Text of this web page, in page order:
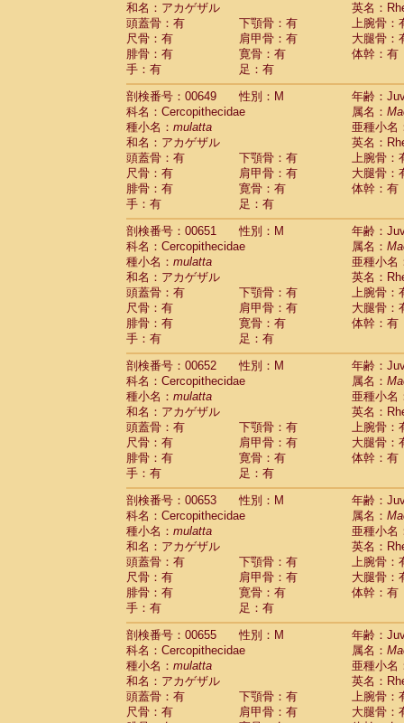
和名：アカゲザル
英名：
頭蓋骨：有
下顎骨：有
上腕骨：
尺骨：有
肩甲骨：有
大腿骨：
腓骨：有
寛骨：有
体幹：有
手：有
足：有
剖検番号：00649
性別：M
年齢：
科名：Cercopithecidae
属名：
種小名： mulatta
亜種小名
和名：アカゲザル
英名：
頭蓋骨：有
下顎骨：有
上腕骨：
尺骨：有
肩甲骨：有
大腿骨：
腓骨：有
寛骨：有
体幹：有
手：有
足：有
剖検番号：00651
性別：M
年齢：
科名：Cercopithecidae
属名：
種小名： mulatta
亜種小名
和名：アカゲザル
英名：
頭蓋骨：有
下顎骨：有
上腕骨：
尺骨：有
肩甲骨：有
大腿骨：
腓骨：有
寛骨：有
体幹：有
手：有
足：有
剖検番号：00652
性別：M
年齢：
科名：Cercopithecidae
属名：
種小名： mulatta
亜種小名
和名：アカゲザル
英名：
頭蓋骨：有
下顎骨：有
上腕骨：
尺骨：有
肩甲骨：有
大腿骨：
腓骨：有
寛骨：有
体幹：有
手：有
足：有
剖検番号：00653
性別：M
年齢：
科名：Cercopithecidae
属名：
種小名： mulatta
亜種小名
和名：アカゲザル
英名：
頭蓋骨：有
下顎骨：有
上腕骨：
尺骨：有
肩甲骨：有
大腿骨：
腓骨：有
寛骨：有
体幹：有
手：有
足：有
剖検番号：00655
性別：M
年齢：
科名：Cercopithecidae
属名：
種小名： mulatta
亜種小名
和名：アカゲザル
英名：
頭蓋骨：有
下顎骨：有
上腕骨：
尺骨：有
肩甲骨：有
大腿骨：